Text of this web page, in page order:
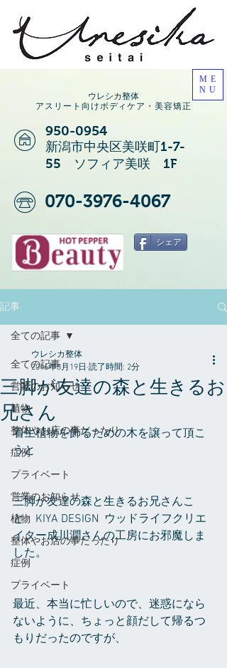
ウレシカ整体
アスリート向けボディケア・美容矯正
ME
NU
950-0954
新潟市中央区美咲町1-7-
55 ソフィア美咲 1F
070-3976-4067
シェア
記事
全ての記事
営業のお知らせ
植物
整体やお店の事だったり
症例
プライベート
営業のお知らせ
植物
整体やお店の事だったり
症例
プライベート
全ての記事
三脚が友達の森と生きるお
兄さん
ウレシカ整体
2016年8月19日 読了時間: 2分
着生植物を飾るための木を譲って頂こ
うと
三脚が友達の森と生きるお兄さんこ
と　KIYA DESIGN  ウッドライフクリエ
イター成川潤さんの工房にお邪魔しま
した。
最近、本当に忙しいので、迷惑になら
ないように、ちょっと顔だして帰るつ
もりだったのですが、